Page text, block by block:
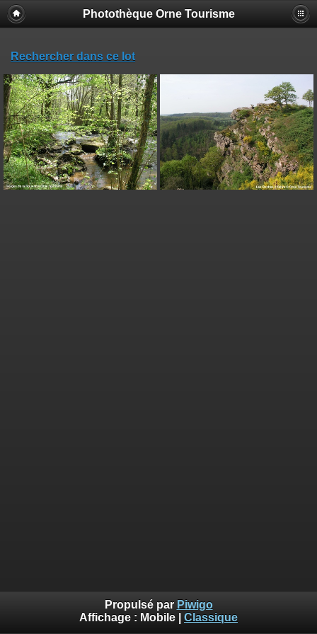
Photothèque Orne Tourisme
Rechercher dans ce lot
Propulsé par Piwigo
Affichage : Mobile Classique